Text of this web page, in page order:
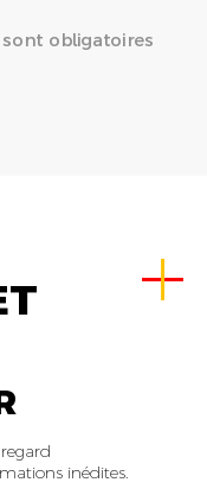
obligatoires
inédites.